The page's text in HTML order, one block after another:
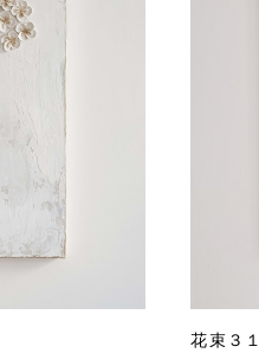
花束３１